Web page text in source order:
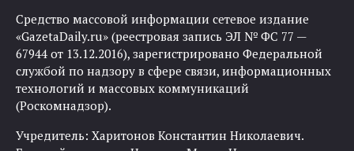
Средство массовой информации сетевое издание
«GazetaDaily.ru» (реестровая запись ЭЛ № ФС 77 —
67944 от 13.12.2016), зарегистрировано Федеральной
службой по надзору в сфере связи, информационных
технологий и массовых коммуникаций
(Роскомнадзор).
Учредитель: Харитонов Константин Николаевич.